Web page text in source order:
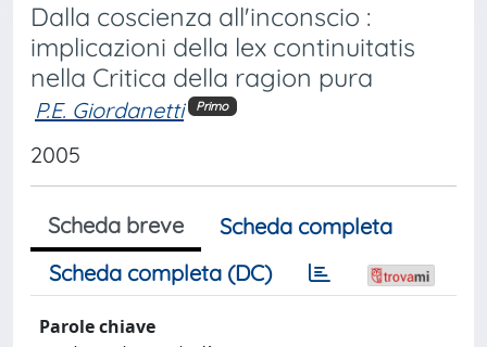
Dalla coscienza all'inconscio :
implicazioni della lex continuitatis
nella Critica della ragion pura
P.E. Giordanetti Primo
2005
Scheda breve
Scheda completa
Scheda completa (DC)
Parole chiave